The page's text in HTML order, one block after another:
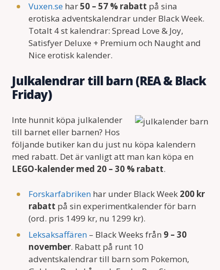
Vuxen.sehar50 – 57 % rabatt på sina
erotiska adventskalendrar under Black Week.
Totalt 4 st kalendrar: Spread Love & Joy,
Satisfyer Deluxe + Premium och Naught and
Nice erotisk kalender.
Julkalendrar till barn (REA & Black
Friday)
Inte hunnit köpa julkalender
till barnet eller barnen? Hos
följande butiker kan du just nu köpa kalendern
med rabatt. Det är vanligt att man kan köpa en
LEGO-kalender med 20 – 30 % rabatt.
Forskarfabrikenhar under Black Week 200 kr
rabatt på sin experimentkalender för barn
(ord. pris 1499 kr, nu 1299 kr).
Leksaksaffären– Black Weeks från 9 – 30
november. Rabatt på runt 10
adventskalendrar till barn som Pokemon,